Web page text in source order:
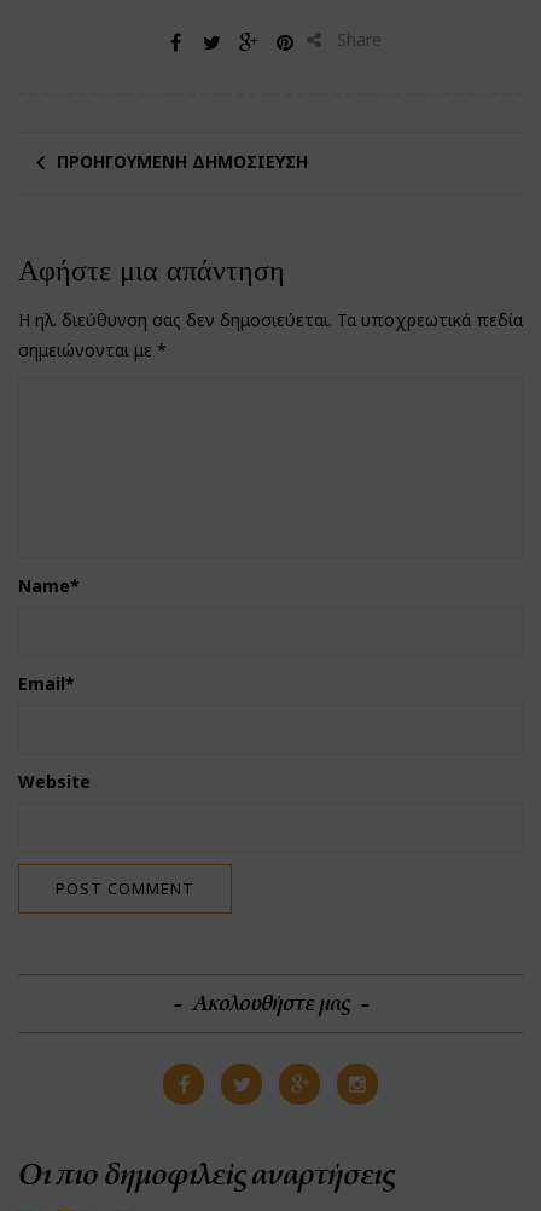
Share
ΠΡΟΗΓΟΎΜΕΝΗ ΔΗΜΟΣΊΕΥΣΗ
Αφήστε μια απάντηση
Η ηλ. διεύθυνση σας δεν δημοσιεύεται. Τα υποχρεωτικά πεδία
σημειώνονται με *
Name*
Email*
Website
Ακολουθήστε μας
Οι πιο δημοφιλείς αναρτήσεις